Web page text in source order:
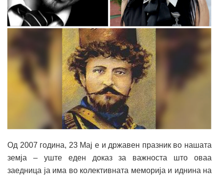
Од 2007 година, 23 Мај е и државен празник во нашата
земја – уште еден доказ за важноста што оваа
заедница ја има во колективната меморија и иднина на